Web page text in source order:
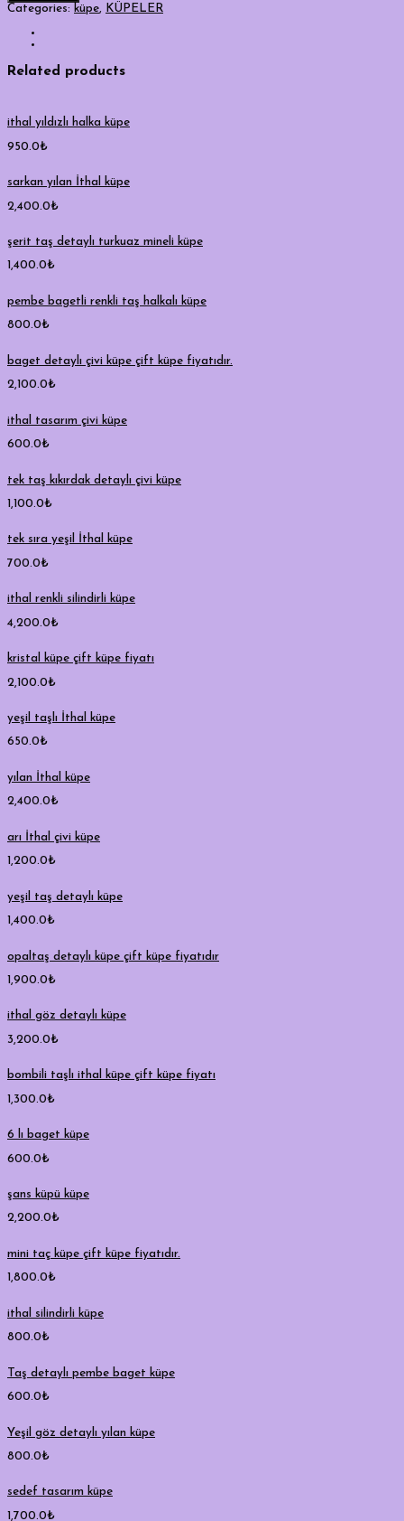
Categories: küpe, KÜPELER
Related products
ithal yıldızlı halka küpe
950.0₺
sarkan yılan İthal küpe
2,400.0₺
şerit taş detaylı turkuaz mineli küpe
1,400.0₺
pembe bagetli renkli taş halkalı küpe
800.0₺
baget detaylı çivi küpe çift küpe fiyatıdır.
2,100.0₺
ithal tasarım çivi küpe
600.0₺
tek taş kıkırdak detaylı çivi küpe
1,100.0₺
tek sıra yeşil İthal küpe
700.0₺
ithal renkli silindirli küpe
4,200.0₺
kristal küpe çift küpe fiyatı
2,100.0₺
yeşil taşlı İthal küpe
650.0₺
yılan İthal küpe
2,400.0₺
arı İthal çivi küpe
1,200.0₺
yeşil taş detaylı küpe
1,400.0₺
opaltaş detaylı küpe çift küpe fiyatıdır
1,900.0₺
ithal göz detaylı küpe
3,200.0₺
bombili taşlı ithal küpe çift küpe fiyatı
1,300.0₺
6 lı baget küpe
600.0₺
şans küpü küpe
2,200.0₺
mini taç küpe çift küpe fiyatıdır.
1,800.0₺
ithal silindirli küpe
800.0₺
Taş detaylı pembe baget küpe
600.0₺
Yeşil göz detaylı yılan küpe
800.0₺
sedef tasarım küpe
1,700.0₺